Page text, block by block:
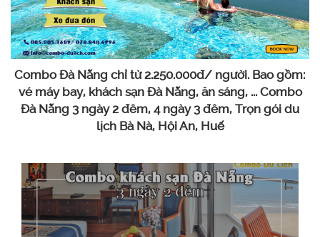
Combo Đà Nẵng chỉ từ 2.250.000đ/ người. Bao gồm:
vé máy bay, khách sạn Đà Nẵng, ăn sáng, ... Combo
Đà Nẵng 3 ngày 2 đêm, 4 ngày 3 đêm, Trọn gói du
lịch Bà Nà, Hội An, Huế